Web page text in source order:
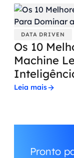
DATA DRIVEN
Os 10
Machine
Leia mais
Pronto